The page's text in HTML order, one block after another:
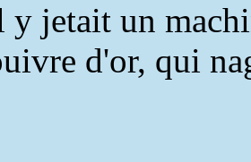
jetait un
d'or, qui